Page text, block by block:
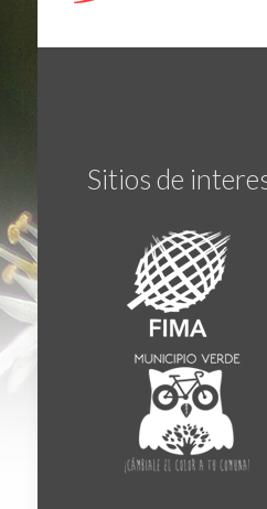
Sitios de